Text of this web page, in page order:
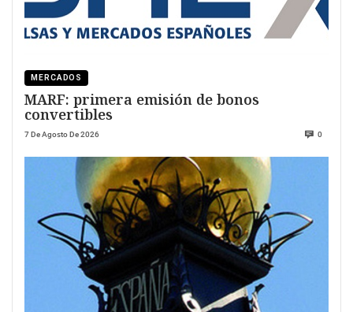
MERCADOS
MARF: primera emisión de bonos
convertibles
7 De Agosto De 2026 0